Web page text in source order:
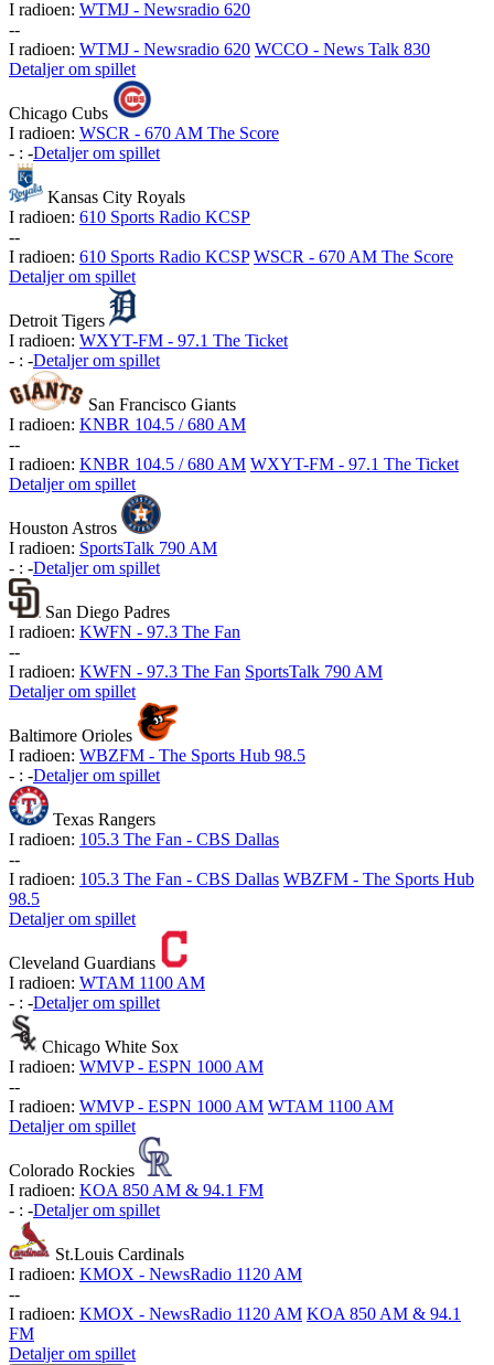
I radioen: WTMJ - Newsradio 620
--
I radioen: WTMJ - Newsradio 620 WCCO - News Talk 830
Detaljer om spillet
Chicago Cubs
I radioen: WSCR - 670 AM The Score
- : -Detaljer om spillet
Kansas City Royals
I radioen: 610 Sports Radio KCSP
--
I radioen: 610 Sports Radio KCSP WSCR - 670 AM The Score
Detaljer om spillet
Detroit Tigers
I radioen: WXYT-FM - 97.1 The Ticket
- : -Detaljer om spillet
San Francisco Giants
I radioen: KNBR 104.5 / 680 AM
--
I radioen: KNBR 104.5 / 680 AM WXYT-FM - 97.1 The Ticket
Detaljer om spillet
Houston Astros
I radioen: SportsTalk 790 AM
- : -Detaljer om spillet
San Diego Padres
I radioen: KWFN - 97.3 The Fan
--
I radioen: KWFN - 97.3 The Fan SportsTalk 790 AM
Detaljer om spillet
Baltimore Orioles
I radioen: WBZFM - The Sports Hub 98.5
- : -Detaljer om spillet
Texas Rangers
I radioen: 105.3 The Fan - CBS Dallas
--
I radioen: 105.3 The Fan - CBS Dallas WBZFM - The Sports Hub
98.5
Detaljer om spillet
Cleveland Guardians
I radioen: WTAM 1100 AM
- : -Detaljer om spillet
Chicago White Sox
I radioen: WMVP - ESPN 1000 AM
--
I radioen: WMVP - ESPN 1000 AM WTAM 1100 AM
Detaljer om spillet
Colorado Rockies
I radioen: KOA 850 AM & 94.1 FM
- : -Detaljer om spillet
St.Louis Cardinals
I radioen: KMOX - NewsRadio 1120 AM
--
I radioen: KMOX - NewsRadio 1120 AM KOA 850 AM & 94.1
FM
Detaljer om spillet